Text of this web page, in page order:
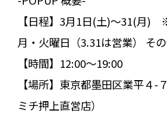
【日程】3月1日(土)〜31(月)
月・火曜日（3.31は営業） そ
【時間】12:00〜19:00
【場所】東京都墨田区業平４-
ミチ押上直営店）